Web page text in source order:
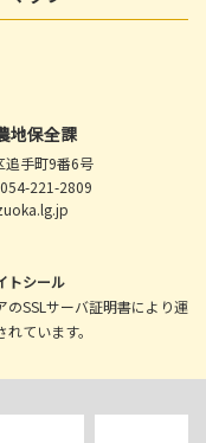
地保全課
追手町9番6号
221-2809
トシール
のSSLサーバ証明書により運
ています。